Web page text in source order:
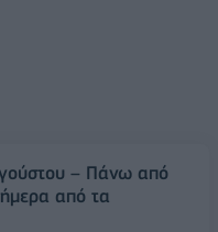
– Πάνω από
από τα